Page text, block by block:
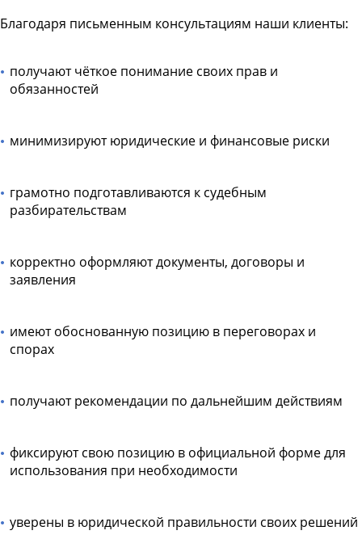
Благодаря письменным консультациям наши клиенты:
получают чёткое понимание своих прав и
обязанностей
минимизируют юридические и финансовые риски
грамотно подготавливаются к судебным
разбирательствам
корректно оформляют документы, договоры и
заявления
имеют обоснованную позицию в переговорах и
спорах
получают рекомендации по дальнейшим действиям
фиксируют свою позицию в официальной форме для
использования при необходимости
уверены в юридической правильности своих решений